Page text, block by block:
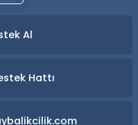
Al
Hattı